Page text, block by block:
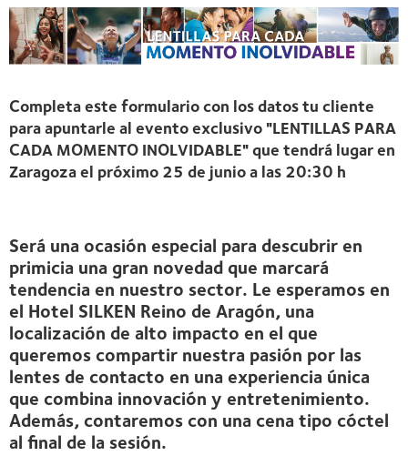
Completa este formulario con los datos tu cliente
para apuntarle al evento exclusivo "LENTILLAS PARA
CADA MOMENTO INOLVIDABLE" que tendrá lugar en
Zaragoza el próximo 25 de junio a las 20:30 h
Será una ocasión especial para descubrir en
primicia una gran novedad que marcará
tendencia en nuestro sector. Le esperamos en
el Hotel SILKEN Reino de Aragón, una
localización de alto impacto en el que
queremos compartir nuestra pasión por las
lentes de contacto en una experiencia única
que combina innovación y entretenimiento.
Además, contaremos con una cena tipo cóctel
al final de la sesión.